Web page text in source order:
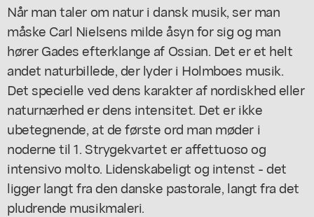
Når man taler om natur i dansk musik, ser man
måske Carl Nielsens milde åsyn for sig og man
hører Gades efterklange af Ossian. Det er et helt
andet naturbillede, der lyder i Holmboes musik.
Det specielle ved dens karakter af nordiskhed eller
naturnærhed er dens intensitet. Det er ikke
ubetegnende, at de første ord man møder i
noderne til 1. Strygekvartet er affettuoso og
intensivo molto. Lidenskabeligt og intenst - det
ligger langt fra den danske pastorale, langt fra det
pludrende musikmaleri.